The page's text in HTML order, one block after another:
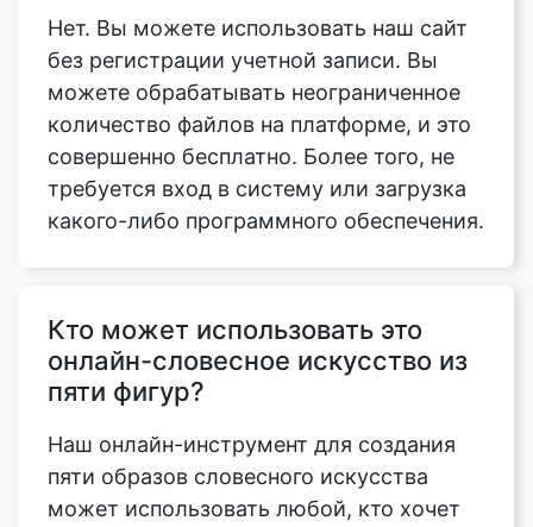
Нет. Вы можете использовать наш сайт
без регистрации учетной записи. Вы
можете обрабатывать неограниченное
количество файлов на платформе, и это
совершенно бесплатно. Более того, не
требуется вход в систему или загрузка
какого-либо программного обеспечения.
Кто может использовать это
онлайн-словесное искусство из
пяти фигур?
Наш онлайн-инструмент для создания
пяти образов словесного искусства
может использовать любой, кто хочет